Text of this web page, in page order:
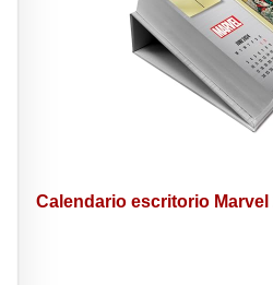
Calendario escritorio Marvel